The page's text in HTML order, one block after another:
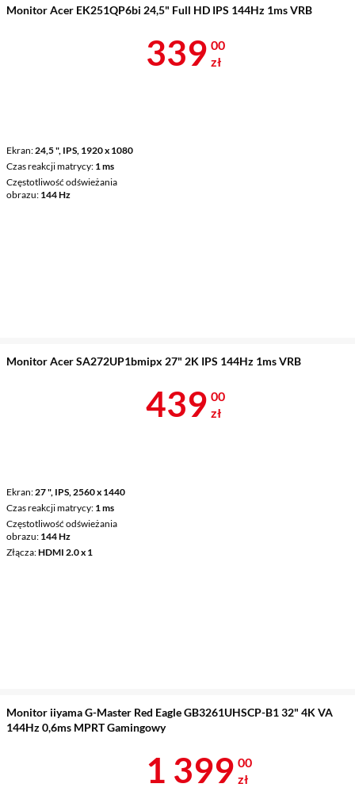
Monitor Acer EK251QP6bi 24,5" Full HD IPS 144Hz 1ms VRB
Ekran 24,5 ", IPS, 1920 x 1080
Czas reakcji matrycy 1 ms
Częstotliwość odświeżania
obrazu 144 Hz
Cena 339 zł
339 00
zł
Monitor Acer SA272UP1bmipx 27" 2K IPS 144Hz 1ms VRB
Ekran 27 ", IPS, 2560 x 1440
Czas reakcji matrycy 1 ms
Częstotliwość odświeżania
obrazu 144 Hz
Złącza HDMI 2.0 x 1
Cena 439 zł
439 00
zł
Monitor iiyama G-Master Red Eagle GB3261UHSCP-B1 32" 4K VA
144Hz 0,6ms MPRT Gamingowy
Cena 1 399 zł
1 399 00
zł